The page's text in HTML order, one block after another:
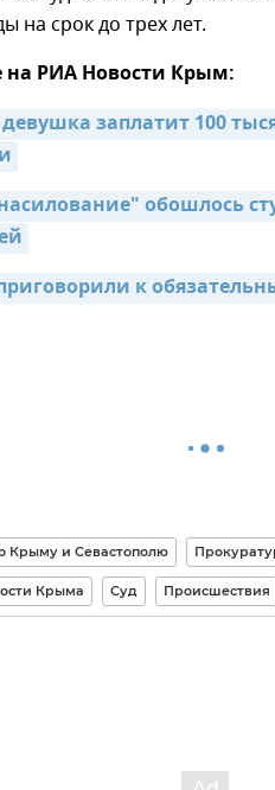
на срок до трех лет.
на РИА Новости Крым:
девушка заплатит 100
обошлось
к
Крыму и Севастополю
Крыма Суд Происшествия